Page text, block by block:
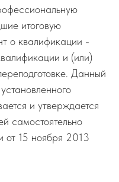
итоговую
о квалификации -
и (или)
Данный
и утверждается
самостоятельно
15 ноября 2013